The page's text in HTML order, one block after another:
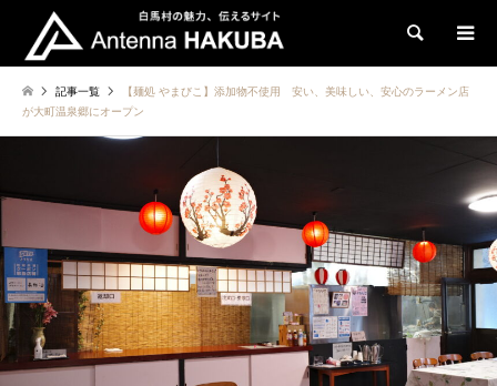
検索
記事一覧
【麺処 やまびこ】添加物不使用 安い、美味しい、安心のラーメン店
が大町温泉郷にオープン